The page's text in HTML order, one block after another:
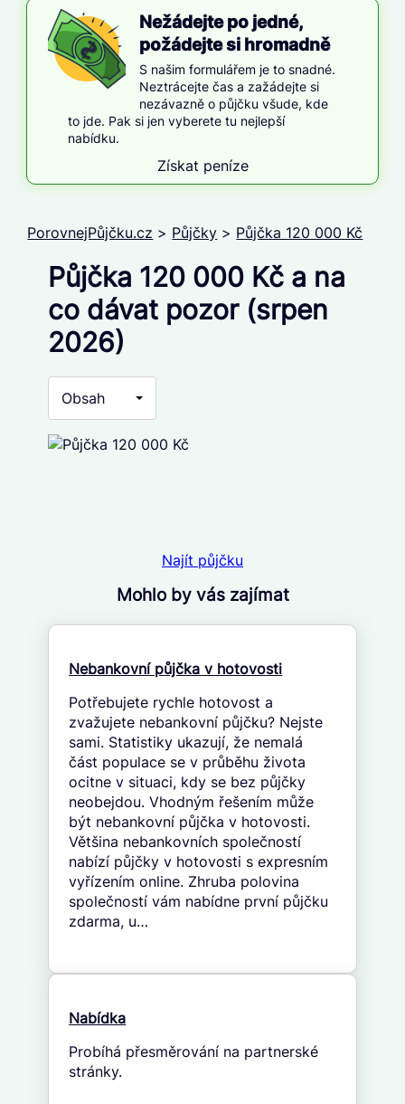
Nežádejte po jedné,
požádejte si hromadně
S našim formulářem je to snadné.
Neztrácejte čas a zažádejte si
nezávazně o půjčku všude, kde
to jde. Pak si jen vyberete tu nejlepší
nabídku.
Získat peníze
PorovnejPůjčku.cz > Půjčky > Půjčka 120 000 Kč
Půjčka 120 000 Kč a na
co dávat pozor (srpen
2026)
Obsah
Najít půjčku
Mohlo by vás zajímat
Nebankovní půjčka v hotovosti
Potřebujete rychle hotovost a
zvažujete nebankovní půjčku? Nejste
sami. Statistiky ukazují, že nemalá
část populace se v průběhu života
ocitne v situaci, kdy se bez půjčky
neobejdou. Vhodným řešením může
být nebankovní půjčka v hotovosti.
Většina nebankovních společností
nabízí půjčky v hotovosti s expresním
vyřízením online. Zhruba polovina
společností vám nabídne první půjčku
zdarma, u…
Nabídka
Probíhá přesměrování na partnerské
stránky.